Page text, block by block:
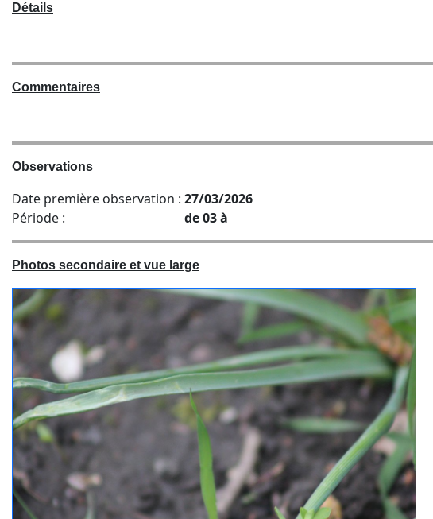
Détails
Commentaires
Observations
Date première observation : 27/03/2026
Période :
de 03 à
Photos secondaire et vue large